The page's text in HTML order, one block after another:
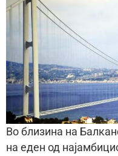
Во близина на
на еден од